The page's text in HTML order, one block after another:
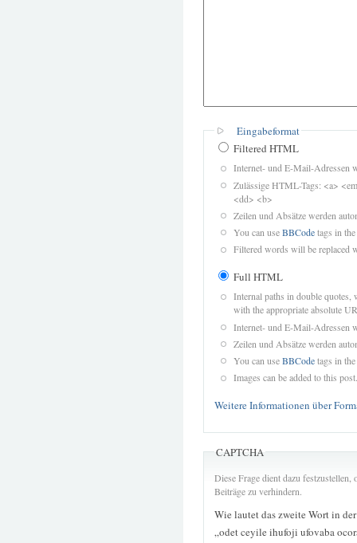
Eingabeformat
Filtered HTML
Internet- und E-Mail-Adressen
Zulässige HTML-Tags: <a>
<dd> <b>
Zeilen und Absätze werden
You can useBBCodetags in
Filtered words will be replaced
Full HTML
Internal paths in double quotes,
with the appropriate absolute
Internet- und E-Mail-Adressen
Zeilen und Absätze werden
You can useBBCodetags in
Images can be added to this post.
Weitere Informationen über
CAPTCHA
Diese Frage dient dazu
Beiträge zu verhindern.
Wie lautet das zweite Wort in
„odet ceyile ihufoji ufovaba